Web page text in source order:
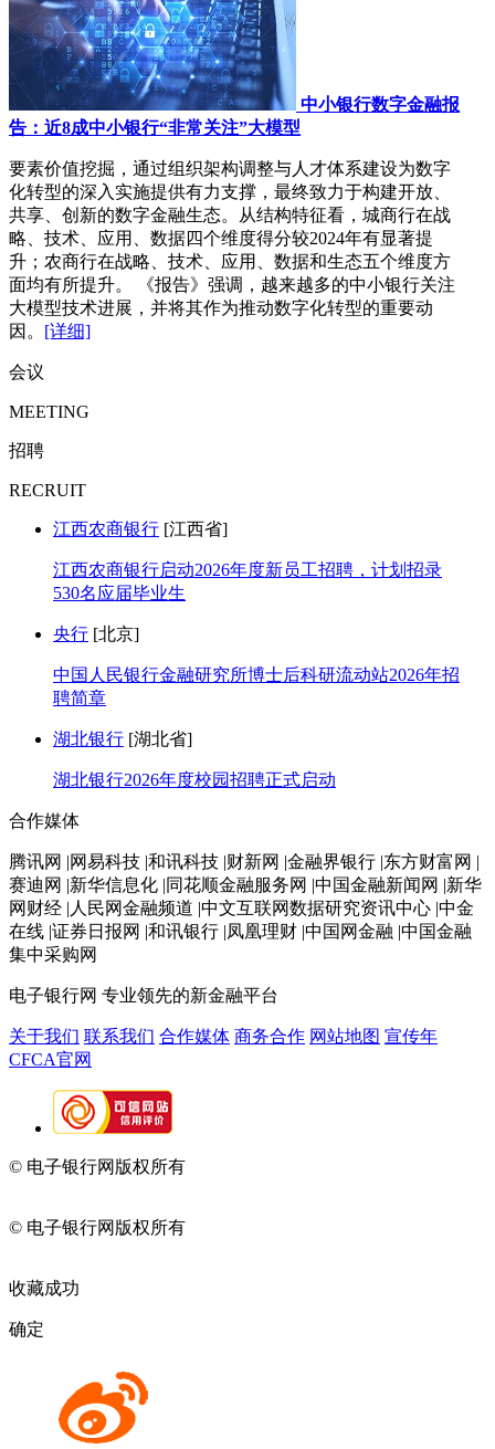
中小银行数字金融报
告：近8成中小银行“非常关注”大模型
要素价值挖掘，通过组织架构调整与人才体系建设为数字
化转型的深入实施提供有力支撑，最终致力于构建开放、
共享、创新的数字金融生态。从结构特征看，城商行在战
略、技术、应用、数据四个维度得分较2024年有显著提
升；农商行在战略、技术、应用、数据和生态五个维度方
面均有所提升。 《报告》强调，越来越多的中小银行关注
大模型技术进展，并将其作为推动数字化转型的重要动
因。 [详细]
会议
MEETING
招聘
RECRUIT
江西农商银行 [江西省]
江西农商银行启动2026年度新员工招聘，计划招录
530名应届毕业生
央行 [北京]
中国人民银行金融研究所博士后科研流动站2026年招
聘简章
湖北银行 [湖北省]
湖北银行2026年度校园招聘正式启动
合作媒体
腾讯网 |网易科技 |和讯科技 |财新网 |金融界银行 |东方财富网 |
赛迪网 |新华信息化 |同花顺金融服务网 |中国金融新闻网 |新华
网财经 |人民网金融频道 |中文互联网数据研究资讯中心 |中金
在线 |证券日报网 |和讯银行 |凤凰理财 |中国网金融 |中国金融
集中采购网
电子银行网 专业领先的新金融平台
关于我们 联系我们 合作媒体 商务合作 网站地图 宣传年
CFCA官网
© 电子银行网版权所有
© 电子银行网版权所有
收藏成功
确定